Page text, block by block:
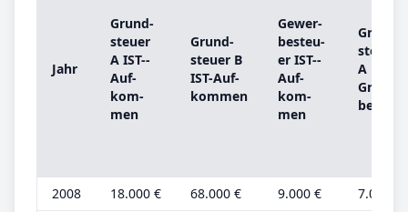
Jahr
Grund­
steu­er
A IST-­
Auf­
kom­
men
Grund­
steu­er B
IST-­Auf­
kom­men
Ge­wer­
be­steu­
er IST-­
Auf­
kom­
men
Grund­
steu­er
A
Grund­
be­trag
2008 18.000 € 68.000 € 9.000 €
7.000 €